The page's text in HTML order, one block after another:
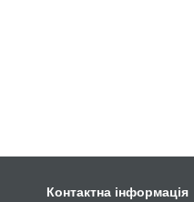
Контактна інформація